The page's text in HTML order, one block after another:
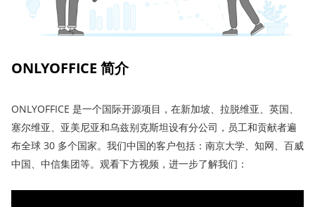
ONLYOFFICE 简介
ONLYOFFICE 是一个国际开源项目，在新加坡、拉脱维亚、英国、
塞尔维亚、亚美尼亚和乌兹别克斯坦设有分公司，员工和贡献者遍
布全球 30 多个国家。我们中国的客户包括：南京大学、知网、百威
中国、中信集团等。观看下方视频，进一步了解我们：